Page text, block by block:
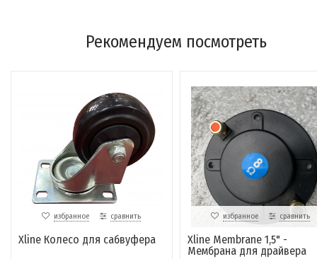
Рекомендуем посмотреть
избранное сравнить
Xline Колесо для сабвуфера
избранное сравнить
Xline Membrane 1,5" -
Мембрана для драйвера